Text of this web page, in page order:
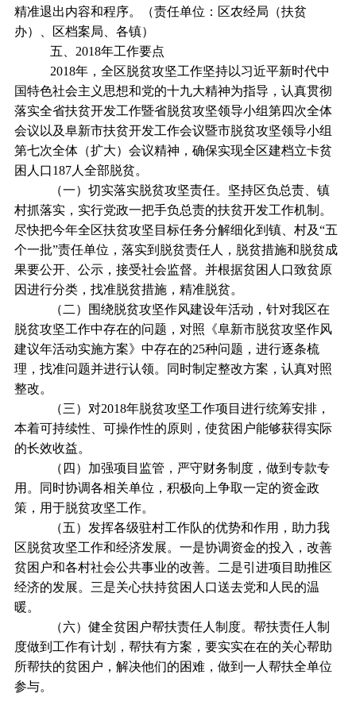
精准退出内容和程序。（责任单位：区农经局（扶贫
办）、区档案局、各镇）
五、2018年工作要点
2018年，全区脱贫攻坚工作坚持以习近平新时代中
国特色社会主义思想和党的十九大精神为指导 ，认真贯彻
落实全省扶贫开发工作暨省脱贫攻坚领导小组第四次全体
会议以及阜新市扶贫开发工作会议暨市脱贫攻坚领导小组
第七次全体（扩大）会议精神，确保实现全区建档立卡贫
困人口187人全部脱贫。
（一）切实落实脱贫攻坚责任。坚持区负总责、镇
村抓落实，实行党政一把手负总责的扶贫开发工作机制。
尽快把今年全区扶贫攻坚目标任务分解细化到镇、村及“五
个一批”责任单位，落实到脱贫责任人，脱贫措施和脱贫成
果要公开、公示，接受社会监督。并根据贫困人口致贫原
因进行分类，找准脱贫措施，精准脱贫。
（二）围绕脱贫攻坚作风建设年活动，针对我区在
脱贫攻坚工作中存在的问题，对照《阜新市脱贫攻坚作风
建议年活动实施方案》中存在的25种问题，进行逐条梳
理，找准问题并进行认领。同时制定整改方案，认真对照
整改。
（三）对2018年脱贫攻坚工作项目进行统筹安排，
本着可持续性、可操作性的原则，使贫困户能够获得实际
的长效收益。
（四）加强项目监管，严守财务制度，做到专款专
用。同时协调各相关单位，积极向上争取一定的资金政
策，用于脱贫攻坚工作。
（五）发挥各级驻村工作队的优势和作用，助力我
区脱贫攻坚工作和经济发展。一是协调资金的投入，改善
贫困户和各村社会公共事业的改善。二是引进项目助推区
经济的发展。三是关心扶持贫困人口送去党和人民的温
暖。
（六）健全贫困户帮扶责任人制度。帮扶责任人制
度做到工作有计划，帮扶有方案，要实实在在的关心帮助
所帮扶的贫困户，解决他们的困难，做到一人帮扶全单位
参与。